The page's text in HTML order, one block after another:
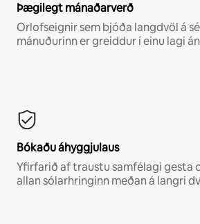
Þægilegt mánaðarverð
Orlofseignir sem bjóða langdvöl á
mánuðurinn er greiddur í einu lagi
Bókaðu áhyggjulaus
Yfirfarið af traustu samfélagi gesta
allan sólarhringinn meðan á langri